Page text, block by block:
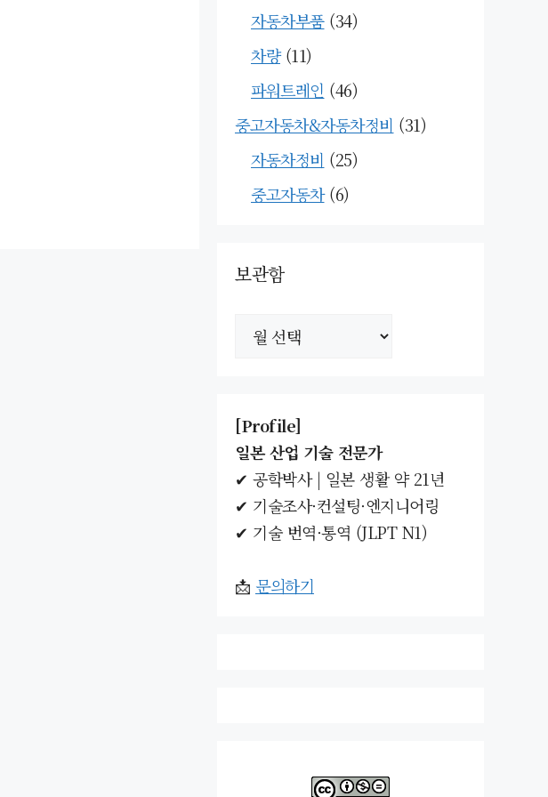
자동차부품(34)
차량(11)
파워트레인 (46)
중고자동차&자동차정비 (31)
자동차정비 (25)
중고자동차(6)
보관함
[Profile]
일본 산업 기술 전문가
✔ 공학박사 | 일본 생활 약 21년
✔ 기술조사·컨설팅·엔지니어링
✔ 기술 번역·통역 (JLPT N1)
📩 문의하기